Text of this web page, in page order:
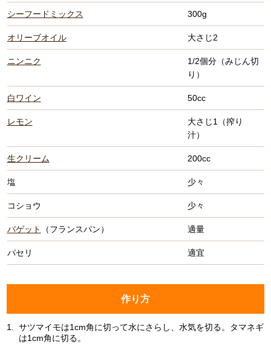
シーフードミックス 300g
オリーブオイル 大さじ2
ニンニク
1/2個分（みじん切
り）
白ワイン 50cc
レモン
大さじ1（搾り
汁）
生クリーム 200cc
塩 少々
コショウ 少々
バゲット （フランスパン） 適量
パセリ 適宜
作り方
1.
サツマイモは1cm角に切って水にさらし、水気を切る。タマネギ
は1cm角に切る。